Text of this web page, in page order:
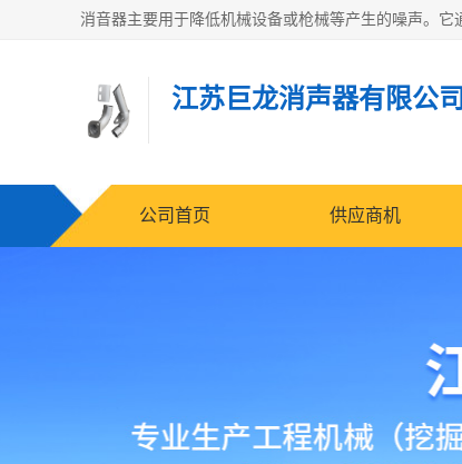
江苏巨龙消声器有限公司
公司首页 供应商机